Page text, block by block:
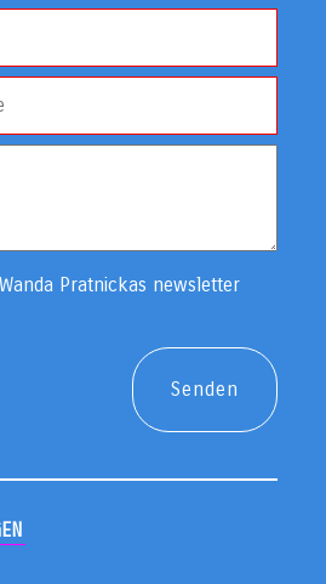
Pratnickas newsletter